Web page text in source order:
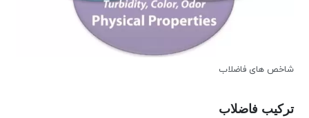
شاخص های فاضلاب
ترکیب فاضلاب